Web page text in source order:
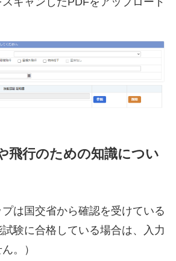
飛行のための知識につい
は国交省から確認を受けている
験に合格している場合は、入力
。）